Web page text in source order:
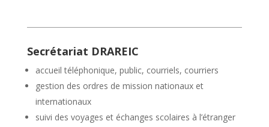
Secrétariat DRAREIC
accueil téléphonique, public, courriels, courriers
gestion des ordres de mission nationaux et
internationaux
suivi des voyages et échanges scolaires à l’étranger